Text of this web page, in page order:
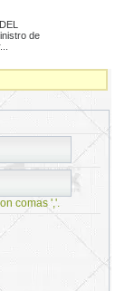
de
comas ','.